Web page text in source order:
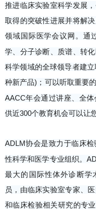
推进临床实验室科学发展
取得的突破性进展并将解
领域国际医学会议网。通
学、分子诊断、质谱、转
科学领域的全球领导者建
种新产品)；可以听取重要
AACC年会通过讲座、全
供近300个教育机会可以让
ADLM协会是致力于临床
性科学和医学专业组织。
最大的国际性体外诊断学
员，由临床实验室专家、
和临床检验相关研究的专